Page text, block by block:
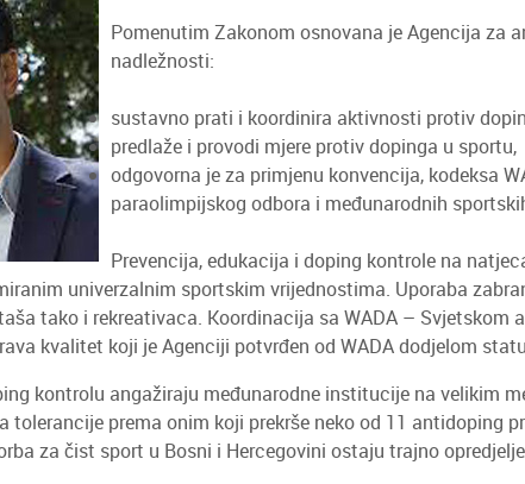
Pomenutim Zakonom osnovana je Agencija za
nadležnosti:
sustavno prati i koordinira aktivnosti protiv
predlaže i provodi mjere protiv dopinga u sportu,
odgovorna je za primjenu konvencija, kodeksa
paraolimpijskog odbora i međunarodnih
Prevencija, edukacija i doping kontrole na
univerzalnim sportskim vrijednostima. Uporaba
tako i rekreativaca. Koordinacija sa WADA –
kvalitet koji je Agenciji potvrđen od WADA dodjelom
kontrolu angažiraju međunarodne institucije na velikim
tolerancije prema onim koji prekrše neko od 11 antidoping
za čist sport u Bosni i Hercegovini ostaju trajno